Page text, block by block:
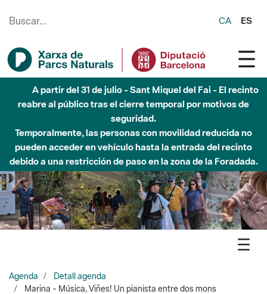
CA ES
Hasta diciembre de 2026 - Parque Fluvial Besós -
Afectaciones en el cauce del Parque Fluvial del Besòs debido
a obras de construcción de una pasarela sobre el río
Agenda
Detall agenda